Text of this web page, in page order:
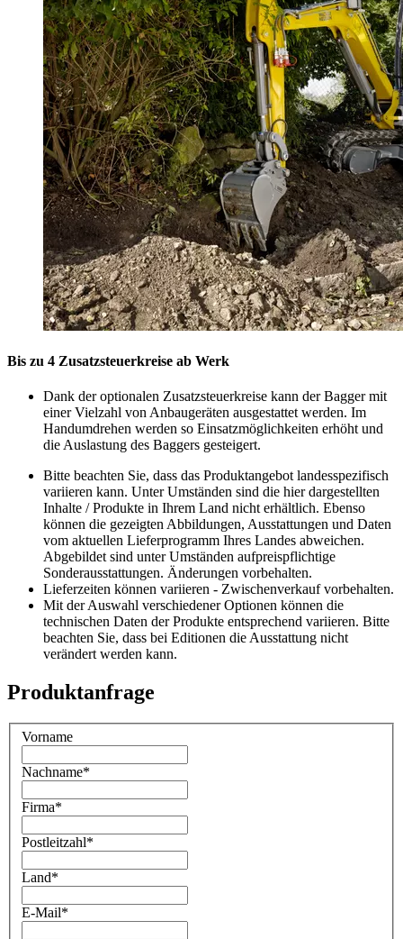
Bis zu 4 Zusatzsteuerkreise ab Werk
Dank der optionalen Zusatzsteuerkreise kann der Bagger mit
einer Vielzahl von Anbaugeräten ausgestattet werden. Im
Handumdrehen werden so Einsatzmöglichkeiten erhöht und
die Auslastung des Baggers gesteigert.
Bitte beachten Sie, dass das Produktangebot landesspezifisch
variieren kann. Unter Umständen sind die hier dargestellten
Inhalte / Produkte in Ihrem Land nicht erhältlich. Ebenso
können die gezeigten Abbildungen, Ausstattungen und Daten
vom aktuellen Lieferprogramm Ihres Landes abweichen.
Abgebildet sind unter Umständen aufpreispflichtige
Sonderausstattungen. Änderungen vorbehalten.
Lieferzeiten können variieren - Zwischenverkauf vorbehalten.
Mit der Auswahl verschiedener Optionen können die
technischen Daten der Produkte entsprechend variieren. Bitte
beachten Sie, dass bei Editionen die Ausstattung nicht
verändert werden kann.
Produktanfrage
Vorname
Nachname*
Firma*
Postleitzahl*
Land*
E-Mail*